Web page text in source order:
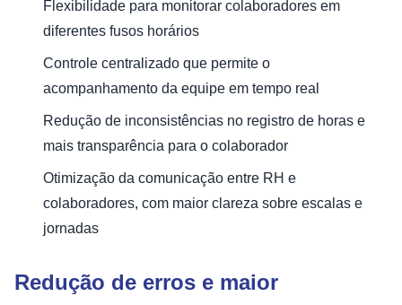
Flexibilidade para monitorar colaboradores em
diferentes fusos horários
Controle centralizado que permite o
acompanhamento da equipe em tempo real
Redução de inconsistências no registro de horas e
mais transparência para o colaborador
Otimização da comunicação entre RH e
colaboradores, com maior clareza sobre escalas e
jornadas
Redução de erros e maior